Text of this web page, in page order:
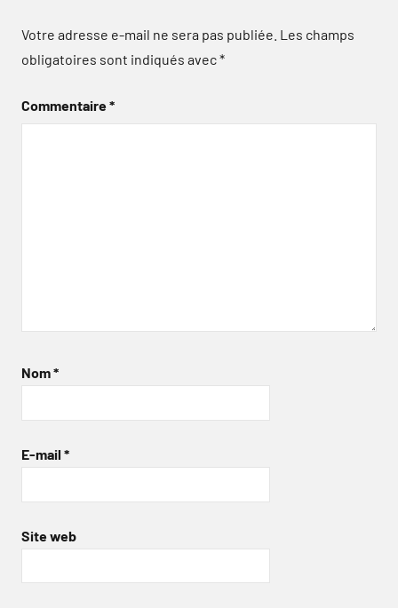
Votre adresse e-mail ne sera pas publiée. Les champs
obligatoires sont indiqués avec*
Commentaire*
Nom*
E-mail *
Site web